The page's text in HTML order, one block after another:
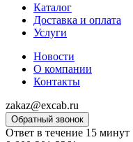
Каталог
Доставка и оплата
Услуги
Новости
О компании
Контакты
zakaz@excab.ru
Обратный звонок
Ответ в течение 15 минут